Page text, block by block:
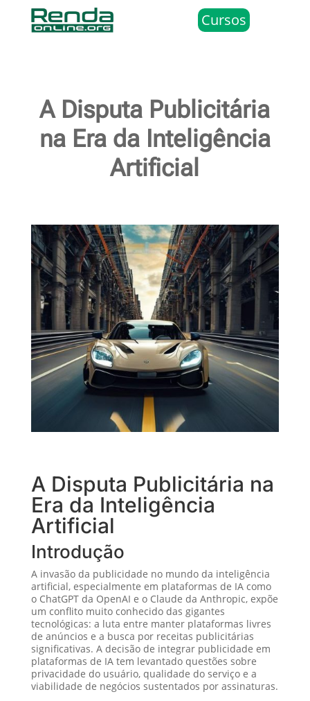
Cursos
A Disputa Publicitária
na Era da Inteligência
Artificial
A Disputa Publicitária na
Era da Inteligência
Artificial
Introdução
A invasão da publicidade no mundo da inteligência
artificial, especialmente em plataformas de IA como
o ChatGPT da OpenAI e o Claude da Anthropic, expõe
um conflito muito conhecido das gigantes
tecnológicas: a luta entre manter plataformas livres
de anúncios e a busca por receitas publicitárias
significativas. A decisão de integrar publicidade em
plataformas de IA tem levantado questões sobre
privacidade do usuário, qualidade do serviço e a
viabilidade de negócios sustentados por assinaturas.